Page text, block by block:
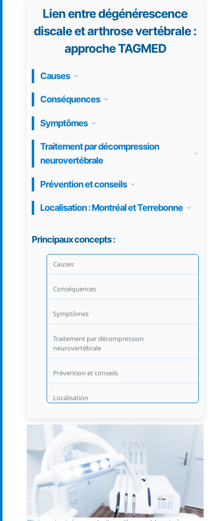
Lien entre dégénérescence
discale et arthrose vertébrale :
approche TAGMED
Causes
Conséquences
Symptômes
Traitement par décompression
neurovertébrale
Prévention et conseils
Localisation : Montréal et Terrebonne
Principaux concepts :
Causes
Conséquences
Symptômes
Traitement par décompression
neurovertébrale
Prévention et conseils
Localisation